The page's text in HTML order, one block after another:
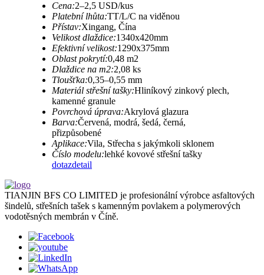
Cena:2–2,5 USD/kus
Platební lhůta:TT/L/C na viděnou
Přístav:Xingang, Čína
Velikost dlaždice:1340x420mm
Efektivní velikost:1290x375mm
Oblast pokrytí:0,48 m2
Dlaždice na m2:2,08 ks
Tloušťka:0,35–0,55 mm
Materiál střešní tašky:Hliníkový zinkový plech,
kamenné granule
Povrchová úprava:Akrylová glazura
Barva:Červená, modrá, šedá, černá,
přizpůsobené
Aplikace:Vila, Střecha s jakýmkoli sklonem
Číslo modelu:lehké kovové střešní tašky
dotazdetail
TIANJIN BFS CO LIMITED je profesionální výrobce asfaltových
šindelů, střešních tašek s kamenným povlakem a polymerových
vodotěsných membrán v Číně.